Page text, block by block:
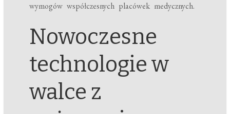
wymogów współczesnych placówek medycznych.
Nowoczesne
technologie w
walce z